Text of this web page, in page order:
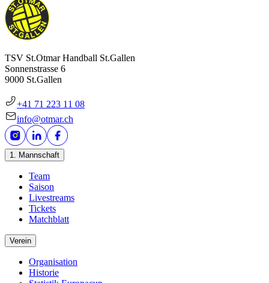
TSV St.Otmar Handball St.Gallen
Sonnenstrasse 6
9000 St.Gallen
+41 71 223 11 08
info@otmar.ch
1. Mannschaft
Team
Saison
Livestreams
Tickets
Matchblatt
Verein
Organisation
Historie